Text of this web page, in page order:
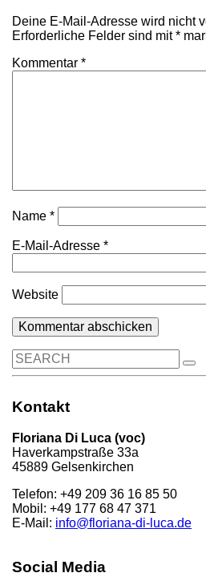
Deine E-Mail-Adresse wird nicht
Erforderliche Felder sind mit*
Kommentar *
Name *
E-Mail-Adresse *
Website
Search
for:
Kontakt
Floriana Di Luca (voc)
Haverkampstraße 33a
45889 Gelsenkirchen
Telefon: +49 209 36 16 85 50
Mobil: +49 177 68 47 371
E-Mail: info@floriana-di-luca.de
Social Media